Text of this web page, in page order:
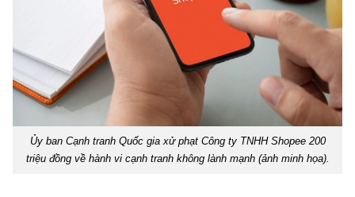
Ủy ban Cạnh tranh Quốc gia xử phạt Công ty TNHH Shopee 200
triệu đồng về hành vi cạnh tranh không lành mạnh (ảnh minh họa).